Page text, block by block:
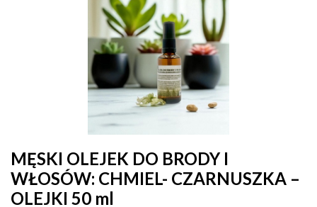
MĘSKI OLEJEK DO BRODY I
WŁOSÓW: CHMIEL- CZARNUSZKA –
OLEJKI 50 ml